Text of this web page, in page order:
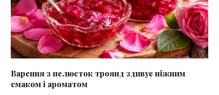
Варення з пелюсток троянд здивує ніжним
смаком і ароматом